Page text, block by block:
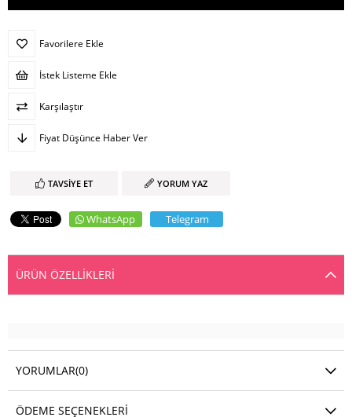
Favorilere Ekle
İstek Listeme Ekle
Karşılaştır
Fiyat Düşünce Haber Ver
TAVSIYE ET YORUM YAZ
WhatsApp Telegram
ÜRÜN ÖZELLIKLERI
YORUMLAR(0)
ÖDEME SEÇENEKLERI